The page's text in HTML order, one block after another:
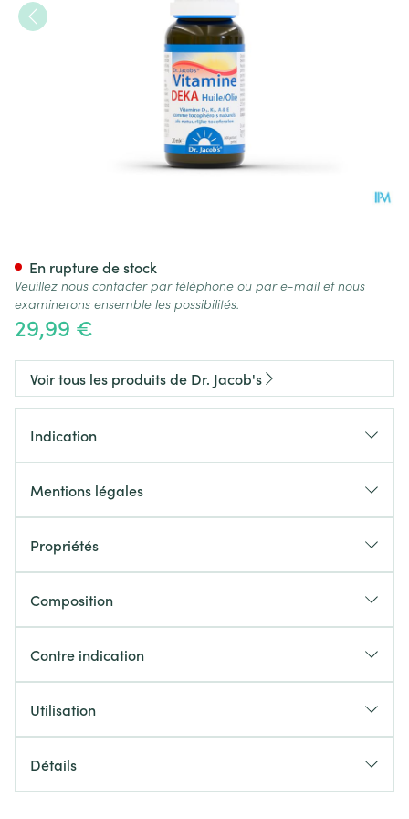
29,99 €
En rupture de stock
Veuillez nous contacter par téléphone ou par e-mail et nous
examinerons ensemble les possibilités.
Voir tous les produits de Dr. Jacob's
Indication
Mentions légales
Propriétés
Composition
Contre indication
Utilisation
Détails